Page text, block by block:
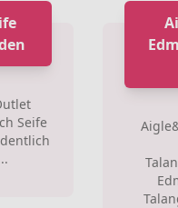
Seife